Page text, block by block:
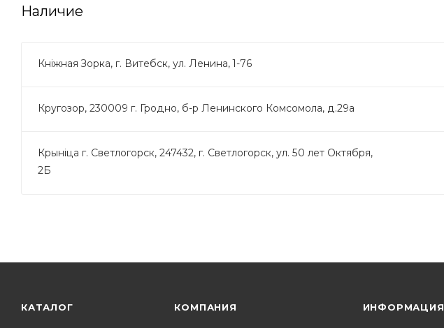
Наличие
Кнiжная Зорка, г. Витебск, ул. Ленина, 1-76
Кругозор, 230009 г. Гродно, б-р Ленинского Комсомола, д.29а
Крыніца г. Светлогорск, 247432, г. Светлогорск, ул. 50 лет Октября,
2Б
КАТАЛОГ КОМПАНИЯ ИНФОРМАЦИЯ